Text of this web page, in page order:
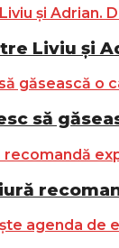
Liviu și
să